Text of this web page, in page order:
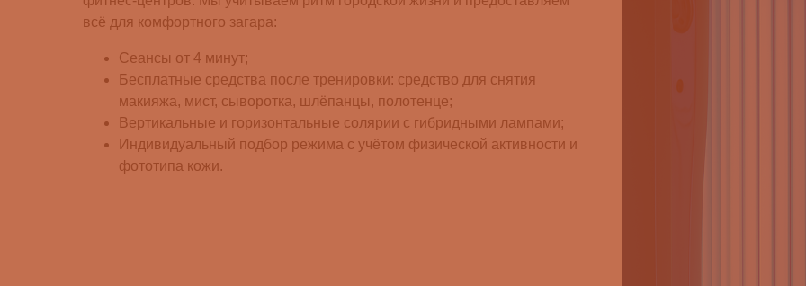
всё для комфортного загара:
Сеансы от 4 минут;
Бесплатные средства после тренировки: средство для снятия
макияжа, мист, сыворотка, шлёпанцы, полотенце;
Вертикальные и горизонтальные солярии с гибридными лампами;
Индивидуальный подбор режима с учётом физической активности и
фототипа кожи.